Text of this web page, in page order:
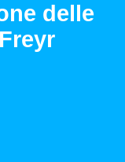
delle
prestazioni